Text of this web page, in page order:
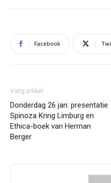
Facebook
Vorig artikel
Donderdag 26 jan: presentatie
Spinoza Kring Limburg en
Ethica-boek van Herman
Berger